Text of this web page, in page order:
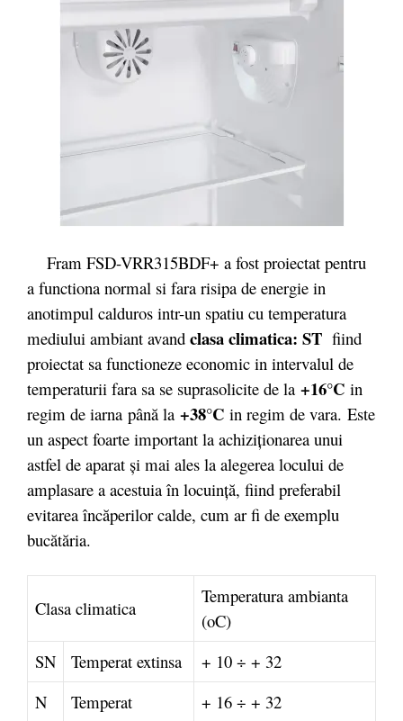
Fram FSD-VRR315BDF+ a fost proiectat pentru
a functiona normal si fara risipa de energie in
anotimpul calduros intr-un spatiu cu temperatura
mediului ambiant avand clasa climatica: ST fiind
proiectat sa functioneze economic in intervalul de
temperaturii fara sa se suprasolicite de la +16°C in
regim de iarna până la +38°C in regim de vara. Este
un aspect foarte important la achiziţionarea unui
astfel de aparat şi mai ales la alegerea locului de
amplasare a acestuia în locuinţă, fiind preferabil
evitarea încăperilor calde, cum ar fi de exemplu
bucătăria.
Clasa climatica
Temperatura ambianta
(oC)
SN
Temperat extinsa
+ 10 ÷ + 32
N
Temperat + 16 ÷ + 32